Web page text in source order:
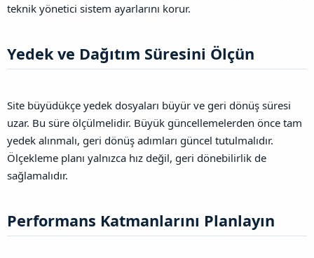
teknik yönetici sistem ayarlarını korur.
Yedek ve Dağıtım Süresini Ölçün​
Site büyüdükçe yedek dosyaları büyür ve geri dönüş süresi
uzar. Bu süre ölçülmelidir. Büyük güncellemelerden önce tam
yedek alınmalı, geri dönüş adımları güncel tutulmalıdır.
Ölçekleme planı yalnızca hız değil, geri dönebilirlik de
sağlamalıdır.
Performans Katmanlarını Planlayın​